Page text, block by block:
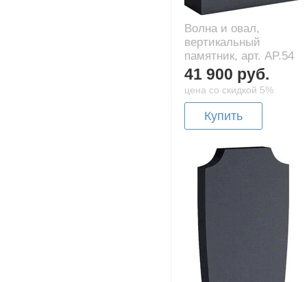
Волна и овал,
вертикальный
памятник, арт. AP.54
41 900 руб.
цена со скидкой 5%
Купить